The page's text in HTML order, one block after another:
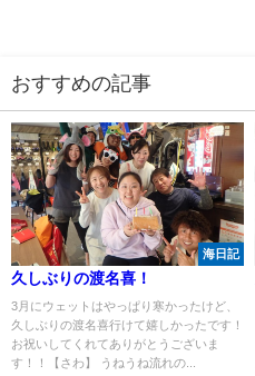
おすすめの記事
海日記
久しぶりの渡名喜！
3月にウェットはやっぱり寒かったけど、
久しぶりの渡名喜行けて嬉しかったです！
お祝いしてくれてありがとうございま
す！！【さわ】 うねうね流れの...